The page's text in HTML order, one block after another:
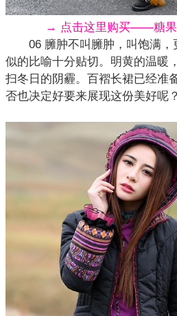
→ 点击这里购买——糖
06 臃肿不叫臃肿，叫饱满，
似的比喻十分贴切。明黄的温暖
扫冬日的阴霾。百褶长裙已经准
否也决定好要来展现这份美好呢？